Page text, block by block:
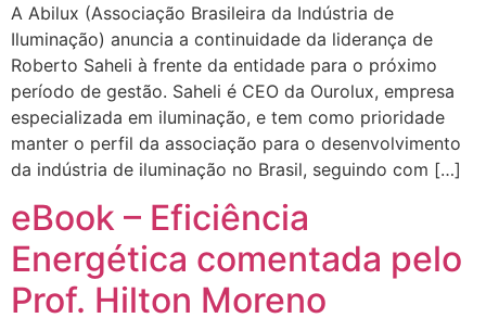
A Abilux (Associação Brasileira da Indústria de
Iluminação) anuncia a continuidade da liderança de
Roberto Saheli à frente da entidade para o próximo
período de gestão. Saheli é CEO da Ourolux, empresa
especializada em iluminação, e tem como prioridade
manter o perfil da associação para o desenvolvimento
da indústria de iluminação no Brasil, seguindo com […]
eBook – Eficiência
Energética comentada pelo
Prof. Hilton Moreno